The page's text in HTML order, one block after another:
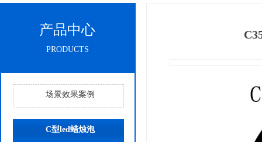
产品中心
PRODUCTS
场景效果案例
C型led蜡烛泡